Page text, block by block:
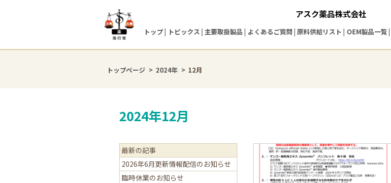
アスク薬品株式会社
トップ トピックス 主要取扱製品 よくあるご質問 原料供給リスト OEM製品一覧
トップページ 2024年 12月
2024年12月
最新の記事
2026年6月更新情報配信のお知らせ
臨時休業のお知らせ